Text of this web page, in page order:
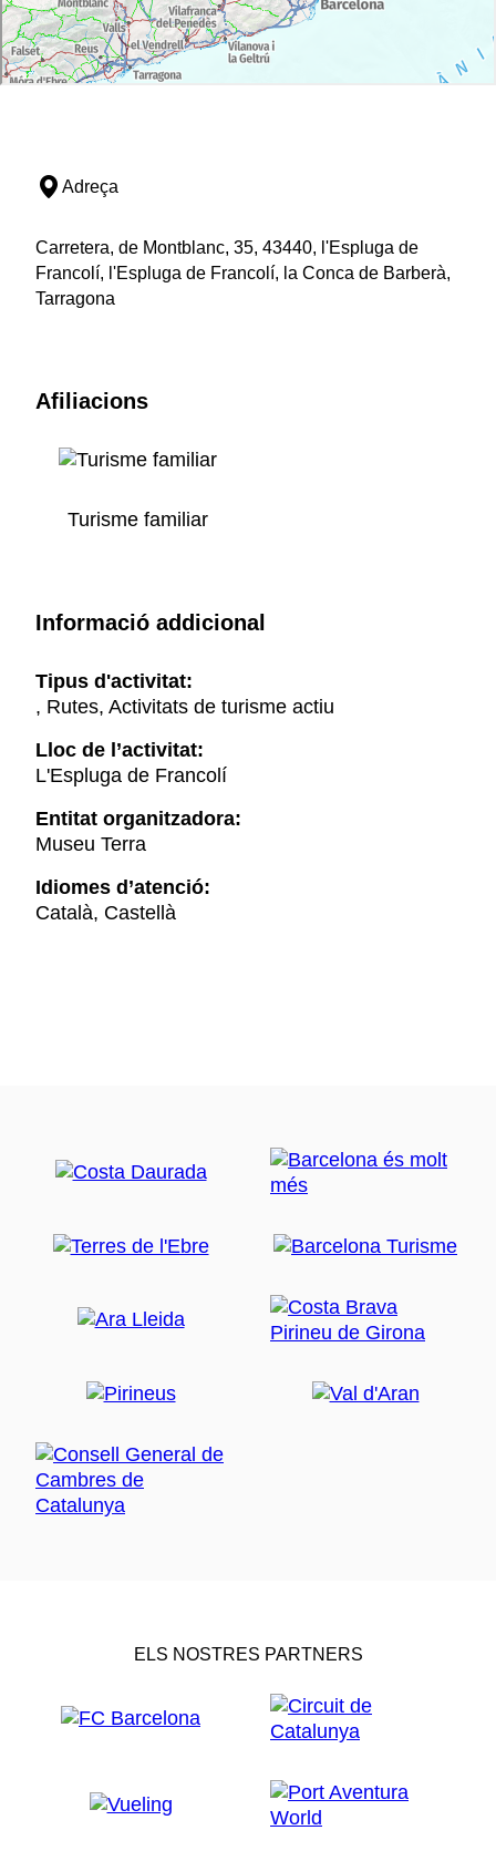
Adreça
Carretera, de Montblanc, 35, 43440, l'Espluga de
Francolí, l'Espluga de Francolí, la Conca de Barberà,
Tarragona
Afiliacions
Turisme familiar
Informació addicional
Tipus d'activitat:
, Rutes, Activitats de turisme actiu
Lloc de l’activitat:
L'Espluga de Francolí
Entitat organitzadora:
Museu Terra
Idiomes d’atenció:
Català, Castellà
ELS NOSTRES PARTNERS